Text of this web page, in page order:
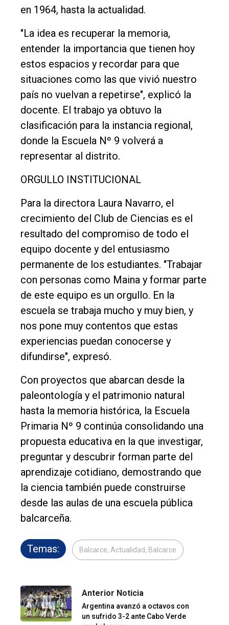
en 1964, hasta la actualidad.
"La idea es recuperar la memoria,
entender la importancia que tienen hoy
estos espacios y recordar para que
situaciones como las que vivió nuestro
país no vuelvan a repetirse", explicó la
docente. El trabajo ya obtuvo la
clasificación para la instancia regional,
donde la Escuela Nº 9 volverá a
representar al distrito.
ORGULLO INSTITUCIONAL
Para la directora Laura Navarro, el
crecimiento del Club de Ciencias es el
resultado del compromiso de todo el
equipo docente y del entusiasmo
permanente de los estudiantes. "Trabajar
con personas como Maina y formar parte
de este equipo es un orgullo. En la
escuela se trabaja mucho y muy bien, y
nos pone muy contentos que estas
experiencias puedan conocerse y
difundirse", expresó.
Con proyectos que abarcan desde la
paleontología y el patrimonio natural
hasta la memoria histórica, la Escuela
Primaria Nº 9 continúa consolidando una
propuesta educativa en la que investigar,
preguntar y descubrir forman parte del
aprendizaje cotidiano, demostrando que
la ciencia también puede construirse
desde las aulas de una escuela pública
balcarceña.
Temas: Balcarce, Actualidad, Balcarce
Anterior Noticia
Argentina avanzó a octavos con
un sufrido 3-2 ante Cabo Verde